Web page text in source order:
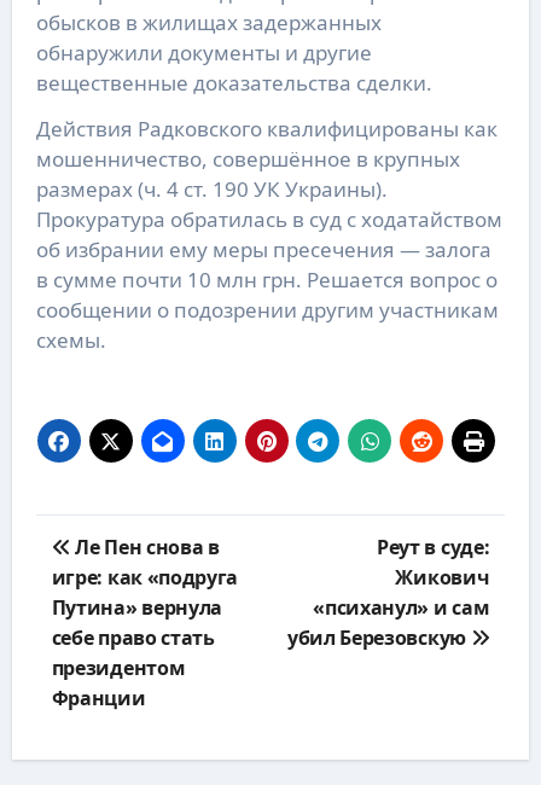
обысков в жилищах задержанных
обнаружили документы и другие
вещественные доказательства сделки.
Действия Радковского квалифицированы как
мошенничество, совершённое в крупных
размерах (ч. 4 ст. 190 УК Украины).
Прокуратура обратилась в суд с ходатайством
об избрании ему меры пресечения — залога
в сумме почти 10 млн грн. Решается вопрос о
сообщении о подозрении другим участникам
схемы.
по
записям
Ле Пен снова в
игре: как «подруга
Путина» вернула
себе право стать
президентом
Франции
Реут в суде:
Жикович
«психанул» и сам
убил Березовскую